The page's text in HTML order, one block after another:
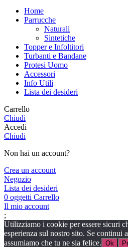
Home
Parrucche
Naturali
Sintetiche
Topper e Infoltitori
Turbanti e Bandane
Protesi Uomo
Accessori
Info Utili
Lista dei desideri
Carrello
Chiudi
Accedi
Chiudi
Non hai un account?
Crea un account
Negozio
Lista dei desideri
0 oggetti Carrello
Il mio account
;
Utilizziamo i cookie per essere sicuri
esperienza sul nostro sito. Se continui
assumiamo che tu ne sia felice. Ok